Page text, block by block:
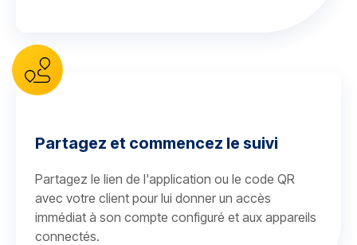
Partagez et commencez le suivi
Partagez le lien de l'application ou le code QR
avec votre client pour lui donner un accès
immédiat à son compte configuré et aux appareils
connectés.